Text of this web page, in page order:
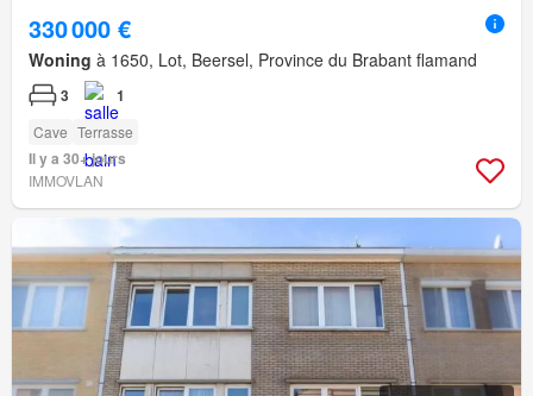
330 000 €
Woning à 1650, Lot, Beersel, Province du Brabant flamand
3 1
Cave Terrasse
Il y a 30+ jours
IMMOVLAN